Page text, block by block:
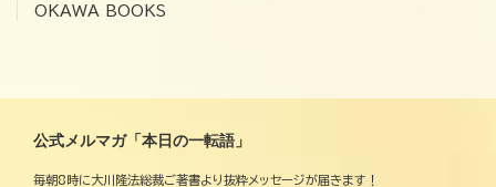
OKAWA BOOKS
公式メルマガ「本日の一転語」
毎朝8時に大川隆法総裁ご著書より抜粋メッセージが届きます！